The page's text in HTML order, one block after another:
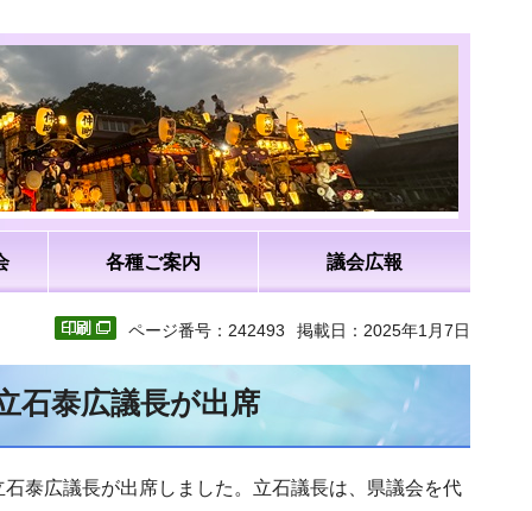
各種ご案内 議会広報
ページ番号：242493 掲載日：2025年1月7日
石泰広議長が出席
泰広議長が出席しました。立石議長は、県議会を代